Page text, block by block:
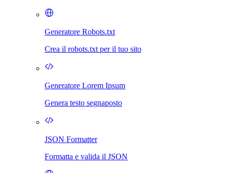
Generatore Robots.txt
Crea il robots.txt per il tuo sito
Generatore Lorem Ipsum
Genera testo segnaposto
JSON Formatter
Formatta e valida il JSON